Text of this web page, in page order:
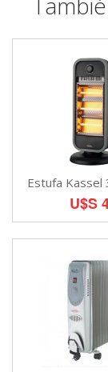
Estufa Kassel
U$S